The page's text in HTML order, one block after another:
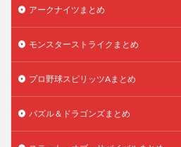
アークナイツまとめ
モンスターストライクまとめ
プロ野球スピリッツAまとめ
パズル＆ドラゴンズまとめ